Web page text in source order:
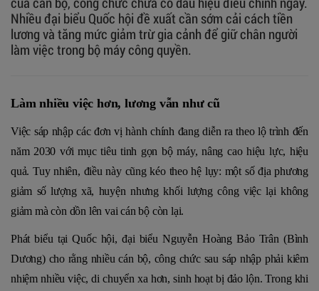
Nhiều đại biểu Quốc hội đề xuất cần sớm cải cách tiền
lương và tăng mức giảm trừ gia cảnh để giữ chân người
làm việc trong bộ máy công quyền.
Làm nhiều việc hơn, lương vẫn như cũ
Việc sáp nhập các đơn vị hành chính đang diễn ra theo lộ trình đến
năm 2030 với mục tiêu tinh gọn bộ máy, nâng cao hiệu lực, hiệu
quả. Tuy nhiên, điều này cũng kéo theo hệ lụy: một số địa phương
giảm số lượng xã, huyện nhưng khối lượng công việc lại không
giảm mà còn dồn lên vai cán bộ còn lại.
Phát biểu tại Quốc hội, đại biểu Nguyễn Hoàng Bảo Trân (Bình
Dương) cho rằng nhiều cán bộ, công chức sau sáp nhập phải kiêm
nhiệm nhiều việc, di chuyển xa hơn, sinh hoạt bị đảo lộn. Trong khi